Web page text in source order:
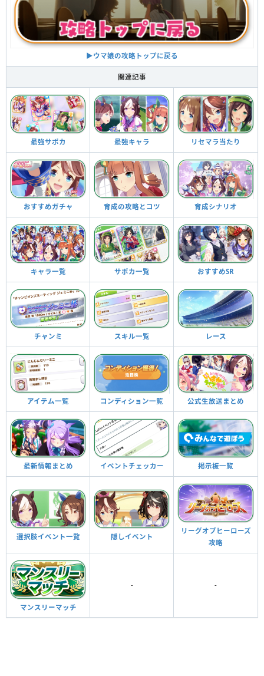
▶︎ウマ娘の攻略トップに戻る
関連記事
最強サポカ 最強キャラ リセマラ当たり
おすすめガチャ 育成の攻略とコツ 育成シナリオ
キャラ一覧 サポカ一覧 おすすめSR
チャンミ スキル一覧 レース
アイテム一覧 コンディション一覧 公式生放送まとめ
最新情報まとめ イベントチェッカー 掲示板一覧
選択肢イベント一覧 隠しイベント
リーグオブヒーローズ
攻略
マンスリーマッチ
- -